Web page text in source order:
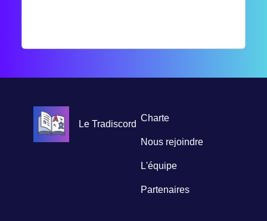
Le Tradiscord
Charte
Nous rejoindre
L'équipe
Partenaires